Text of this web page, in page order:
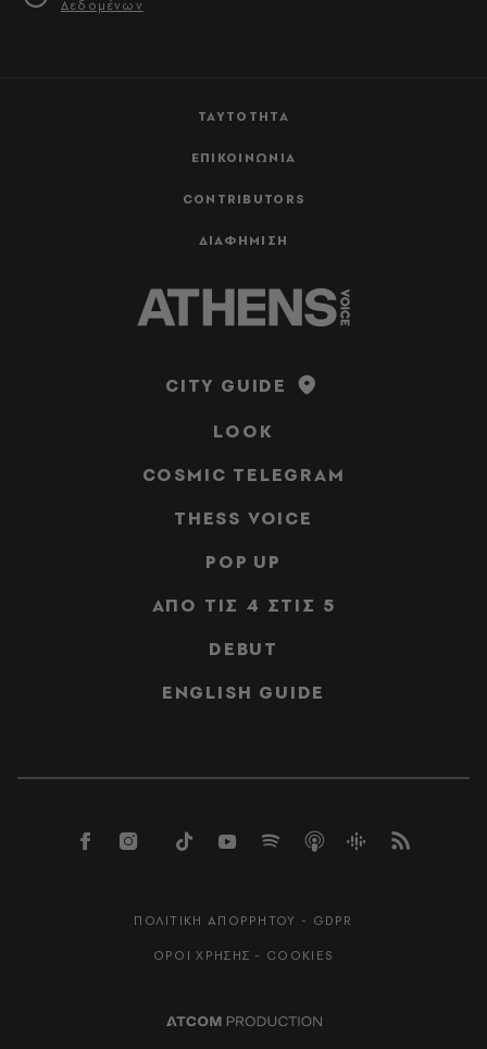
ΤΑΥΤΟΤΗΤΑ
ΕΠΙΚΟΙΝΩΝΙΑ
CONTRIBUTORS
ΔΙΑΦΗΜΙΣΗ
Δεδομένων
CITY GUIDE
LOOK
COSMIC TELEGRAM
THESS VOICE
POP UP
ΑΠΟ ΤΙΣ 4 ΣΤΙΣ 5
DEBUT
ENGLISH GUIDE
ΠΟΛΙΤΙΚΗ ΑΠΟΡΡΗΤΟΥ - GDPR
ΟΡΟΙ ΧΡΗΣΗΣ - COOKIES